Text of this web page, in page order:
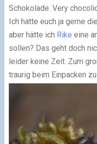
Schokolade. Very
Ich hätte euch ja gerne
aber hätte ich Rike eine
sollen? Das geht doch
leider keine Zeit. Zum
traurig beim Einpacken